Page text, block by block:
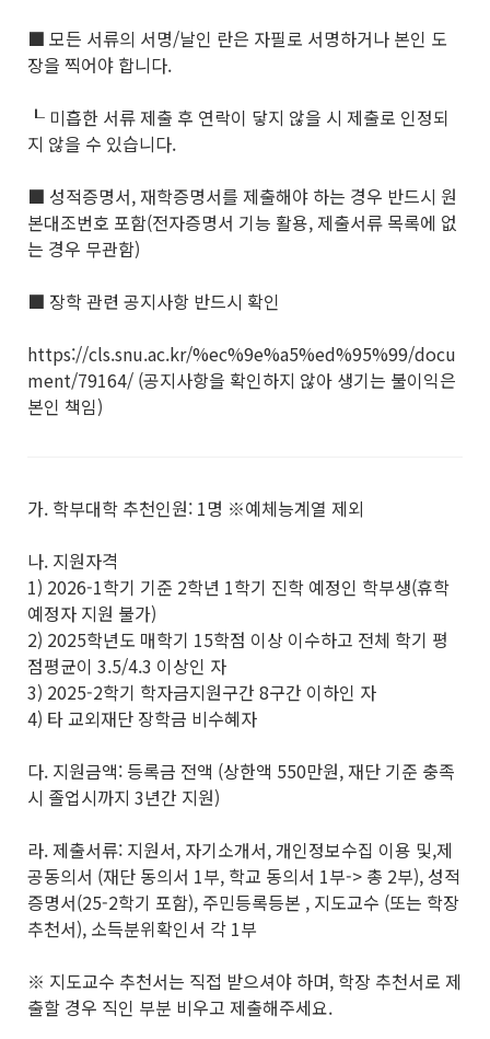
■ 모든 서류의 서명/날인 란은 자필로 서명하거나 본인 도
장을 찍어야 합니다.
┖ 미흡한 서류 제출 후 연락이 닿지 않을 시 제출로 인정되
지 않을 수 있습니다.
■ 성적증명서, 재학증명서를 제출해야 하는 경우 반드시 원
본대조번호 포함(전자증명서 기능 활용, 제출서류 목록에 없
는 경우 무관함)
■ 장학 관련 공지사항 반드시 확인
https://cls.snu.ac.kr/%ec%9e%a5%ed%95%99/docu
ment/79164/ (공지사항을 확인하지 않아 생기는 불이익은
본인 책임)
가. 학부대학 추천인원: 1명 ※예체능계열 제외
나. 지원자격
1) 2026-1학기 기준 2학년 1학기 진학 예정인 학부생(휴학
예정자 지원 불가)
2) 2025학년도 매학기 15학점 이상 이수하고 전체 학기 평
점평균이 3.5/4.3 이상인 자
3) 2025-2학기 학자금지원구간 8구간 이하인 자
4) 타 교외재단 장학금 비수혜자
다. 지원금액: 등록금 전액 (상한액 550만원, 재단 기준 충족
시 졸업시까지 3년간 지원)
라. 제출서류: 지원서, 자기소개서, 개인정보수집 이용 및,제
공동의서 (재단 동의서 1부, 학교 동의서 1부-> 총 2부), 성적
증명서(25-2학기 포함), 주민등록등본 , 지도교수 (또는 학장
추천서), 소득분위확인서 각 1부
※ 지도교수 추천서는 직접 받으셔야 하며, 학장 추천서로 제
출할 경우 직인 부분 비우고 제출해주세요.